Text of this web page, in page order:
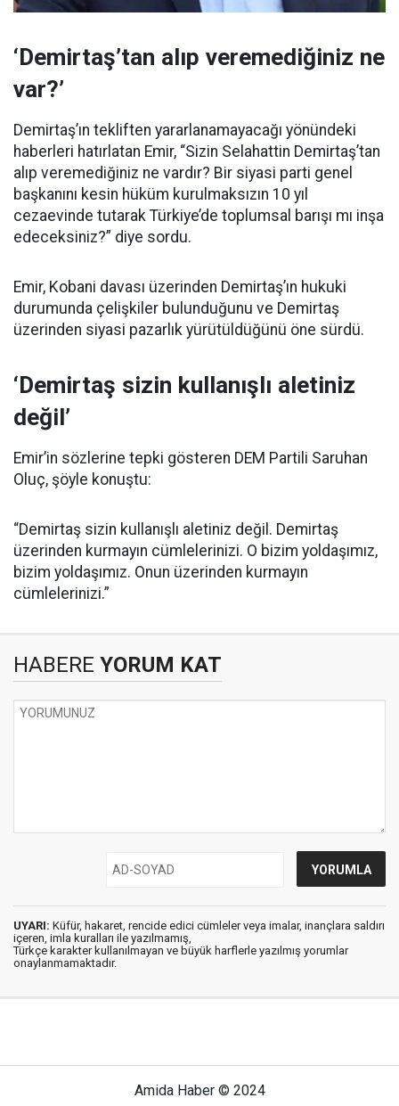
‘Demirtaş’tan alıp veremediğiniz ne
var?’
Demirtaş’ın tekliften yararlanamayacağı yönündeki
haberleri hatırlatan Emir, “Sizin Selahattin Demirtaş’tan
alıp veremediğiniz ne vardır? Bir siyasi parti genel
başkanını kesin hüküm kurulmaksızın 10 yıl
cezaevinde tutarak Türkiye’de toplumsal barışı mı inşa
edeceksiniz?” diye sordu.
Emir, Kobani davası üzerinden Demirtaş’ın hukuki
durumunda çelişkiler bulunduğunu ve Demirtaş
üzerinden siyasi pazarlık yürütüldüğünü öne sürdü.
‘Demirtaş sizin kullanışlı aletiniz
değil’
Emir’in sözlerine tepki gösteren DEM Partili Saruhan
Oluç, şöyle konuştu:
“Demirtaş sizin kullanışlı aletiniz değil. Demirtaş
üzerinden kurmayın cümlelerinizi. O bizim yoldaşımız,
bizim yoldaşımız. Onun üzerinden kurmayın
cümlelerinizi.”
HABERE YORUM KAT
UYARI: Küfür, hakaret, rencide edici cümleler veya imalar, inançlara saldırı
içeren, imla kuralları ile yazılmamış,
Türkçe karakter kullanılmayan ve büyük harflerle yazılmış yorumlar
onaylanmamaktadır.
Amida Haber © 2024